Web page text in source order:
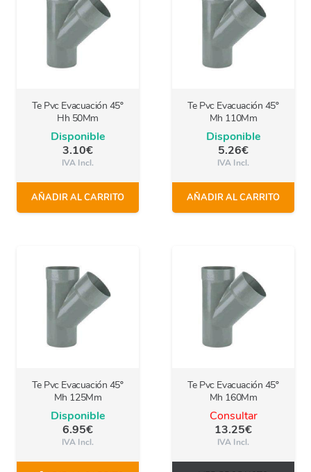
Te Pvc Evacuación 45º
Hh 50Mm
Disponible
3.10€
IVA Incl.
AÑADIR AL CARRITO
Te Pvc Evacuación 45º
Mh 110Mm
Disponible
5.26€
IVA Incl.
AÑADIR AL CARRITO
Te Pvc Evacuación 45º
Mh 125Mm
Disponible
6.95€
IVA Incl.
Te Pvc Evacuación 45º
Mh 160Mm
Consultar
13.25€
IVA Incl.